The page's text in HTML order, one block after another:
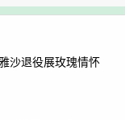
沙退役展玫瑰情怀